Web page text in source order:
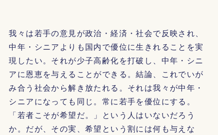
我々は若手の意見が政治・経済・社会で反映され、
中年・シニアよりも国内で優位に生きれることを実
現したい。それが少子高齢化を打破し、中年・シニ
アに恩恵を与えることができる。結論、これでいが
み合う社会から解き放たれる。それは我々が中年・
シニアになっても同じ。常に若手を優位にする。
「若者こそが希望だ。」という人はいないだろう
か。だが、その実、希望という割には何も与えな